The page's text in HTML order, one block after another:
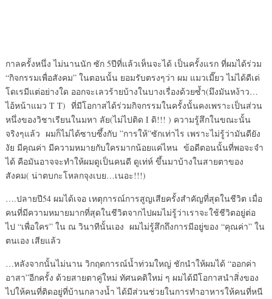
กาลครั้งหนึ่ง ไม่นานนัก ซัก 5ปีที่แล้วเห็นจะได้ เป็นครั้งแรก ที่ผมได้ร่วม
“กิจกรรมเพื่อสังคม” ในตอนนั้น ยอมรับตรงๆว่า ผม แมวเมี๊ยว ไม่ได้ดีเด่
โดเรมีแต่อย่างใด ออกจะเลวร้ายบ้างในบางเรื่องด้วยซ้ำ(มึงมันหง้าว…
ไอ้หน้าแมว T T) ที่มีโอกาสได้ร่วมกิจกรรมในครั้งนั้นคงเพราะเป็นส่วน
หนึ่งของวิชาเรียนในมหา ลัย(ไม่ไปติด I ดิ!!! ) ความรู้สึกในขณะนั้น
จริงๆแล้ว ผมก็ไม่ได้ซาบซึ้งกับ ”การให้”ซักเท่าไร เพราะไม่รู้ว่ามันดียัง
งัย มีคุณค่า มีความหมายกับใครมากน้อยแค่ไหน ข้อดีตอนนั้นที่พอจะจำ
ได้ คือมันอาจจะทำให้ผมดูเป็นคนดี ดูเท่ห์ ขึ้นมาบ้างในสายตาของ
สังคม( น่าตบกะโหลกจุงเบย…เนอะ!!!)
….ปลายปี54 ผมได้เจอ เหตุการณ์การสูญเสียครั้งสำคัญที่สุดในชีวิต เมื่อ
คนที่มีความหมายมากที่สุดในชีวิตจากไปผมไม่รู้ว่าเราจะใช้ชีวิตอยู่ต่อ
ไป “เพื่อใคร” ใน ณ วินาทีนั้นเอง ผมไม่รู้สึกถึงการมีอยู่ของ “คุณค่า” ใน
ตนเอง เสียแล้ว
…หลังจากนั้นไม่นาน วิกฤตการณ์น้ำท่วมใหญ่ ชักนำให้ผมได้ “ออกค่า
อาสา”อีกครั้ง ด้วยสายตาคู่ใหม่ ทัศนคติใหม่ ๆ ผมได้มีโอกาสนำสิ่งของ
ไปให้คนที่ติดอยู่ที่บ้านกลางน้ำ ได้มีส่วนช่วยในการทำอาหารให้คนที่หนี